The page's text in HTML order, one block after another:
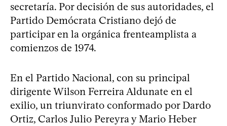
secretaría. Por decisión de sus autoridades, el
Partido Demócrata Cristiano dejó de
participar en la orgánica frenteamplista a
comienzos de 1974.
En el Partido Nacional, con su principal
dirigente Wilson Ferreira Aldunate en el
exilio, un triunvirato conformado por Dardo
Ortiz, Carlos Julio Pereyra y Mario Heber